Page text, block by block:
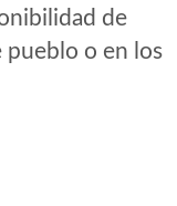
de
pueblo o en los